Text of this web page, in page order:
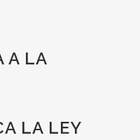
A LA
LA LEY